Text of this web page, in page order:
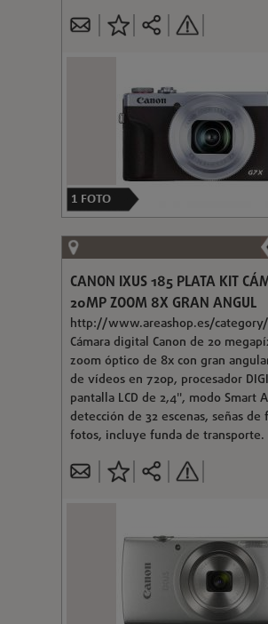
1 FOTO
CANON IXUS 185 PLATA KIT
20MP ZOOM 8X GRAN ANGUL
http://www.areashop.es/
Cámara digital Canon de 20
zoom óptico de 8x con gran
de vídeos en 720p, procesador
pantalla LCD de 2,4", modo Smart
detección de 32 escenas, señas de
fotos, incluye funda de transporte.